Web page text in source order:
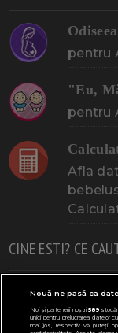
pentru
"Eu,
pentru
Afla
CINE ESTI? CE
Doresc un copil
Urmeaza sa nasc
Nouă ne pasă ca
Noi și partenerii noștri589
unici pentru prelucrarea datelor
mai jos, respectiv vă puteți